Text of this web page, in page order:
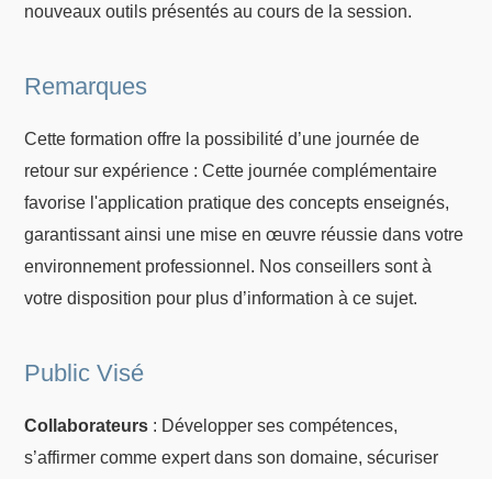
nouveaux outils présentés au cours de la session.
Remarques
Cette formation offre la possibilité d’une journée de
retour sur expérience : Cette journée complémentaire
favorise l'application pratique des concepts enseignés,
garantissant ainsi une mise en œuvre réussie dans votre
environnement professionnel. Nos conseillers sont à
votre disposition pour plus d’information à ce sujet.
Public Visé
Collaborateurs : Développer ses compétences,
s’affirmer comme expert dans son domaine, sécuriser